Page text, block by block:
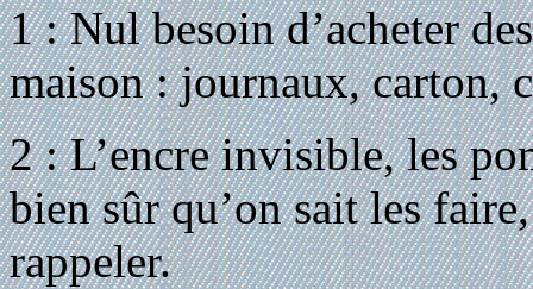
1 : Nul besoin d’acheter
maison : journaux, carton,
2 : L’encre invisible, les
bien sûr qu’on sait les
rappeler.